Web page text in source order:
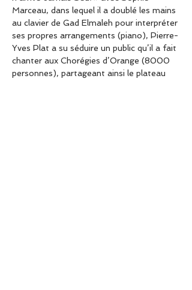
Marceau, dans lequel il a doublé les mains
au clavier de Gad Elmaleh pour interpréter
ses propres arrangements (piano), Pierre-
Yves Plat a su séduire un public qu’il a fait
chanter aux Chorégies d’Orange (8000
personnes), partageant ainsi le plateau